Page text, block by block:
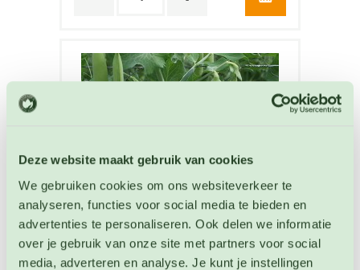
Deze website maakt gebruik van cookies
We gebruiken cookies om ons websiteverkeer te
analyseren, functies voor social media te bieden en
advertenties te personaliseren. Ook delen we informatie
over je gebruik van onze site met partners voor social
media, adverteren en analyse. Je kunt je instellingen